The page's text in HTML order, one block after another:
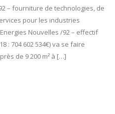
– fourniture de technologies, de
pour les industries
Nouvelles /92 – effectif
: 704 602 534€) va se faire
de 9 200 m² à […]